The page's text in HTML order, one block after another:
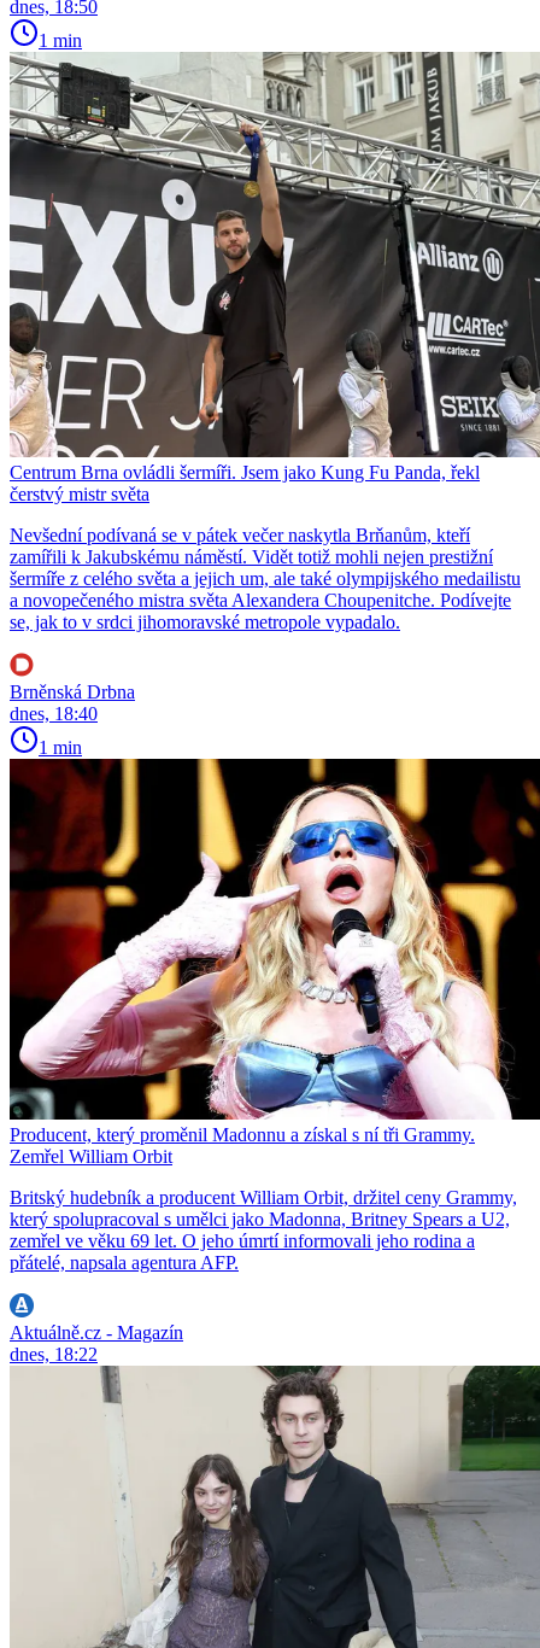
dnes, 18:50
1 min
Centrum Brna ovládli šermíři. Jsem jako Kung Fu Panda, řekl
čerstvý mistr světa
Nevšední podívaná se v pátek večer naskytla Brňanům, kteří
zamířili k Jakubskému náměstí. Vidět totiž mohli nejen prestižní
šermíře z celého světa a jejich um, ale také olympijského medailistu
a novopečeného mistra světa Alexandera Choupenitche. Podívejte
se, jak to v srdci jihomoravské metropole vypadalo.
Brněnská Drbna
dnes, 18:40
1 min
Producent, který proměnil Madonnu a získal s ní tři Grammy.
Zemřel William Orbit
Britský hudebník a producent William Orbit, držitel ceny Grammy,
který spolupracoval s umělci jako Madonna, Britney Spears a U2,
zemřel ve věku 69 let. O jeho úmrtí informovali jeho rodina a
přátelé, napsala agentura AFP.
Aktuálně.cz - Magazín
dnes, 18:22